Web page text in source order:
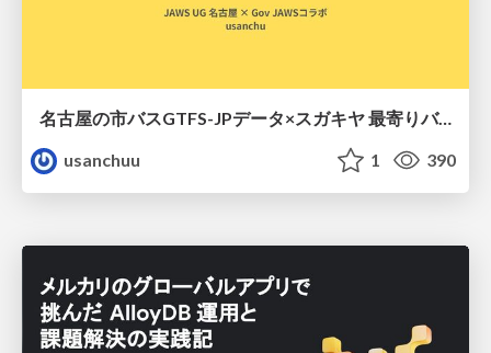
名古屋の市バスGTFS-JPデータ×スガキヤ 最寄りバス停検索をAmazon ElastiCache Serverless for Valkeyで最適化する
usanchuu
1 390